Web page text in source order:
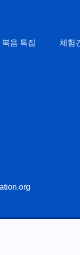
복음 특집 체험